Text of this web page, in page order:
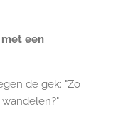
een
de gek: "Zo